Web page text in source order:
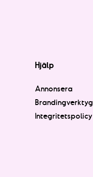
Hjälp
Annonsera
Brandingverktyg
Integritetspolicy